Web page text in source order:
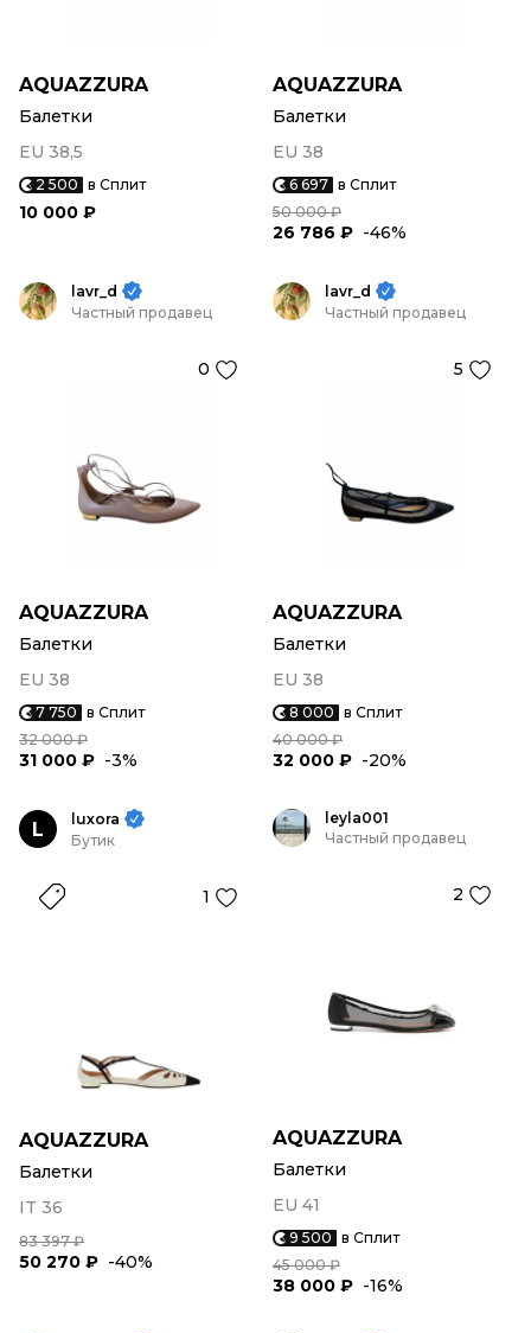
AQUAZZURA
Балетки
EU 38,5
2 500 в Сплит
10 000 ₽
AQUAZZURA
Балетки
EU 38
6 697 в Сплит
50 000 ₽
26 786 ₽ -46%
lavr_d
Частный продавец
0
AQUAZZURA
Балетки
EU 38
7 750 в Сплит
32 000 ₽
31 000 ₽ -3%
lavr_d
Частный продавец
5
AQUAZZURA
Балетки
EU 38
8 000 в Сплит
40 000 ₽
32 000 ₽ -20%
L
luxora
Бутик
1
AQUAZZURA
Балетки
IT 36
83 397 ₽
50 270 ₽ -40%
leyla001
Частный продавец
2
AQUAZZURA
Балетки
EU 41
9 500 в Сплит
45 000 ₽
38 000 ₽ -16%